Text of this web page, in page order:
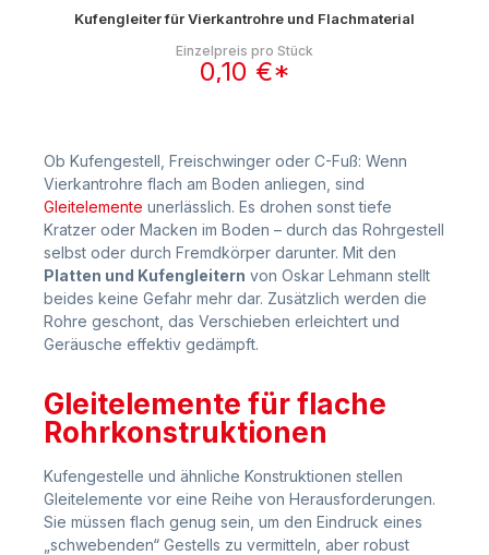
Kufengleiter für Vierkantrohre und Flachmaterial
Einzelpreis pro Stück
0,10 €*
Ob Kufengestell, Freischwinger oder C-Fuß: Wenn
Vierkantrohre flach am Boden anliegen, sind
Gleitelemente unerlässlich. Es drohen sonst tiefe
Kratzer oder Macken im Boden – durch das Rohrgestell
selbst oder durch Fremdkörper darunter. Mit den
Platten und Kufengleitern von Oskar Lehmann stellt
beides keine Gefahr mehr dar. Zusätzlich werden die
Rohre geschont, das Verschieben erleichtert und
Geräusche effektiv gedämpft.
Gleitelemente für flache
Rohrkonstruktionen
Kufengestelle und ähnliche Konstruktionen stellen
Gleitelemente vor eine Reihe von Herausforderungen.
Sie müssen flach genug sein, um den Eindruck eines
„schwebenden“ Gestells zu vermitteln, aber robust